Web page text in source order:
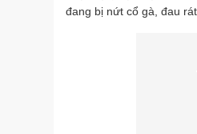
đang bị nứt cổ gà, đau